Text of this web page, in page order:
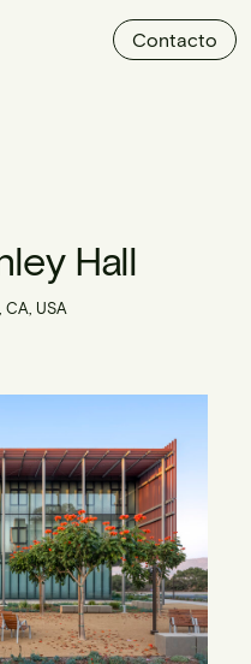
Contacto
Hall
CA, USA